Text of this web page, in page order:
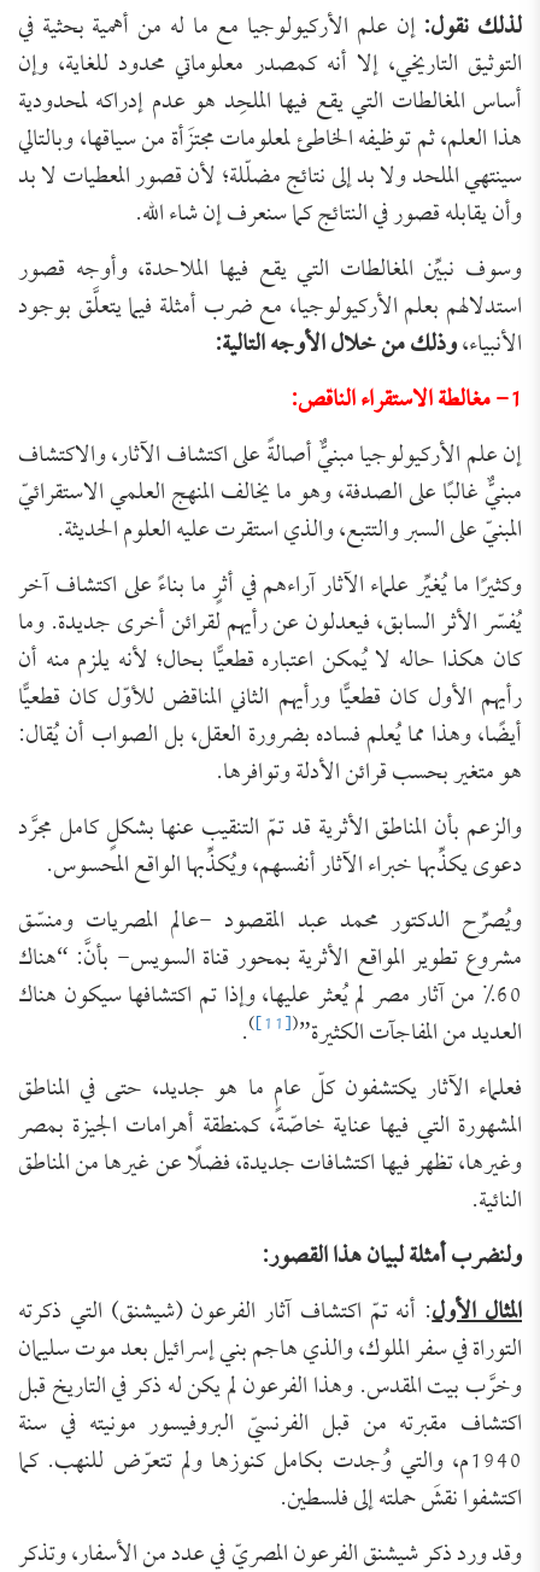
لذلك نقول:إن علم الأركيولوجيا مع ما له من أهمية بحثية في
التوثيق التاريخي، إلا أنه كمصدر معلوماتي محدود للغاية، وإن
أساس المغالطات التي يقع فيها الملحِد هو عدم إدراكه لمحدودية
هذا العلم، ثم توظيفه الخاطئ لمعلومات مجتزَأة من سياقها، وبالتالي
سينتهي الملحد ولا بد إلى نتائج مضلّلة؛ لأن قصور المعطيات لا بد
وأن يقابله قصور في النتائج كما سنعرف إن شاء الله.
وسوف نبيِّن المغالطات التي يقع فيها الملاحدة، وأوجه قصور
استدلالهم بعلم الأركيولوجيا، مع ضرب أمثلة فيما يتعلَّق بوجود
الأنبياء،وذلك من خلال الأوجه التالية:
1- مغالطة الاستقراء الناقص:
إن علم الأركيولوجيا مبنيٌّ أصالةً على اكتشاف الآثار، والاكتشاف
مبنيٌّ غالبًا على الصدفة، وهو ما يخالف المنهج العلمي الاستقرائيّ
المبنيّ على السبر والتتبع، والذي استقرت عليه العلوم الحديثة.
وكثيرًا ما يُغيِّر علماء الآثار آراءهم في أثرٍ ما بناءً على اكتشاف آخر
يُفسّر الأثر السابق، فيعدلون عن رأيهم لقرائن أخرى جديدة. وما
كان هكذا حاله لا يُمكن اعتباره قطعيًّا بحال؛ لأنه يلزم منه أن
رأيهم الأول كان قطعيًّا ورأيهم الثاني المناقض للأوّل كان قطعيًّا
أيضًا، وهذا مما يُعلم فساده بضرورة العقل، بل الصواب أن يُقال:
هو متغير بحسب قرائن الأدلة وتوافرها.
والزعم بأن المناطق الأثرية قد تمّ التنقيب عنها بشكلٍ كامل مجرَّد
دعوى يكذِّبها خبراء الآثار أنفسهم، ويُكذِّبها الواقع المحسوس.
ويُصرِّح الدكتور محمد عبد المقصود -عالم المصريات ومنسّق
مشروع تطوير المواقع الأثرية بمحور قناة السويس- بأنَّ: “هناك
60% من آثار مصر لم يُعثر عليها، وإذا تم اكتشافها سيكون هناك
العديد من المفاجآت الكثيرة”(
[11]
)
.
فعلماء الآثار يكتشفون كلّ عامٍ ما هو جديد، حتى في المناطق
المشهورة التي فيها عناية خاصّة، كمنطقة أهرامات الجيزة بمصر
وغيرها، تظهر فيها اكتشافات جديدة، فضلًا عن غيرها من المناطق
النائية.
ولنضرب أمثلة لبيان هذا القصور:
المثال الأول: أنه تمّ اكتشاف آثار الفرعون (شيشنق) التي ذكرته
التوراة في سفر الملوك، والذي هاجم بني إسرائيل بعد موت سليمان
وخرَّب بيت المقدس. وهذا الفرعون لم يكن له ذكر في التاريخ قبل
اكتشاف مقبرته من قبل الفرنسيّ البروفيسور مونيته في سنة
1940م، والتي وُجدت بكامل كنوزها ولم تتعرّض للنهب. كما
اكتشفوا نقشَ حملته إلى فلسطين.
وقد ورد ذكر شيشنق الفرعون المصريّ في عدد من الأسفار، وتذكر